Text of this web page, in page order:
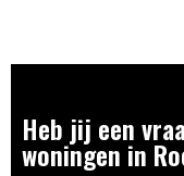
Heb jij een
woningen in